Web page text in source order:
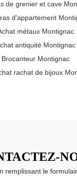
de grenier et cave
d'appartement
métaux Montignac
antiquité Montignac
Brocanteur Montignac
rachat de bijoux
remplissant le